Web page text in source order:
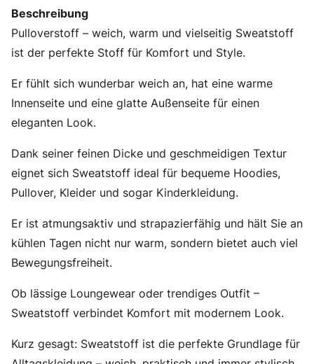
Beschreibung
Pulloverstoff – weich, warm und vielseitig Sweatstoff
ist der perfekte Stoff für Komfort und Style.
Er fühlt sich wunderbar weich an, hat eine warme
Innenseite und eine glatte Außenseite für einen
eleganten Look.
Dank seiner feinen Dicke und geschmeidigen Textur
eignet sich Sweatstoff ideal für bequeme Hoodies,
Pullover, Kleider und sogar Kinderkleidung.
Er ist atmungsaktiv und strapazierfähig und hält Sie an
kühlen Tagen nicht nur warm, sondern bietet auch viel
Bewegungsfreiheit.
Ob lässige Loungewear oder trendiges Outfit –
Sweatstoff verbindet Komfort mit modernem Look.
Kurz gesagt: Sweatstoff ist die perfekte Grundlage für